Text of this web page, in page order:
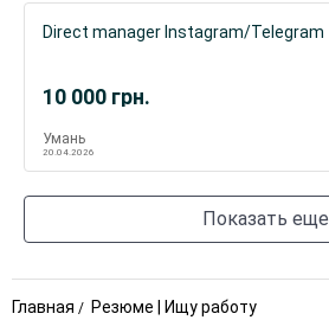
10 000 грн.
Direct manager Instagram/Telegram
Умань
20.04.2026
Показать еще
Главная
Резюме | Ищу работу